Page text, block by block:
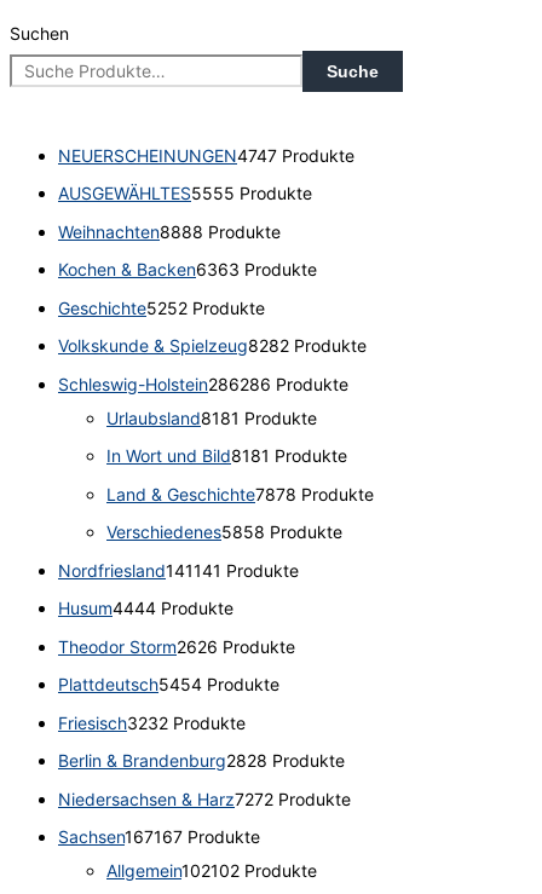
Suchen
Suche
NEUERSCHEINUNGEN4747 Produkte
AUSGEWÄHLTES5555 Produkte
Weihnachten8888 Produkte
Kochen & Backen6363 Produkte
Geschichte5252 Produkte
Volkskunde & Spielzeug8282 Produkte
Schleswig-Holstein286286 Produkte
Urlaubsland8181 Produkte
In Wort und Bild8181 Produkte
Land & Geschichte7878 Produkte
Verschiedenes5858 Produkte
Nordfriesland141141 Produkte
Husum4444 Produkte
Theodor Storm2626 Produkte
Plattdeutsch5454 Produkte
Friesisch3232 Produkte
Berlin & Brandenburg2828 Produkte
Niedersachsen & Harz7272 Produkte
Sachsen167167 Produkte
Allgemein102102 Produkte